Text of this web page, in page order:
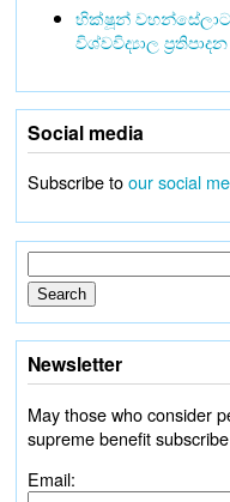
භික්ෂූන්
විශ්වවිද්‍යාල
Social media
Subscribe toour social
Newsletter
May those who consider
supreme benefit
Email: